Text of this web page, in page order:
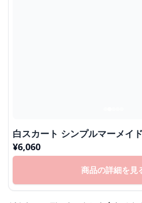
白スカート シンプルマーメイ
¥6,060
商品の詳細を見